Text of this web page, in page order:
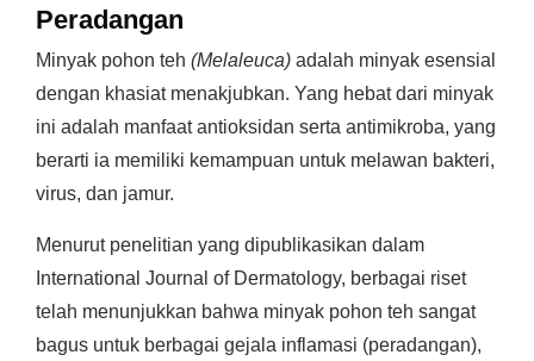
Peradangan
Minyak pohon teh (Melaleuca) adalah minyak esensial
dengan khasiat menakjubkan. Yang hebat dari minyak
ini adalah manfaat antioksidan serta antimikroba, yang
berarti ia memiliki kemampuan untuk melawan bakteri,
virus, dan jamur.
Menurut penelitian yang dipublikasikan dalam
International Journal of Dermatology, berbagai riset
telah menunjukkan bahwa minyak pohon teh sangat
bagus untuk berbagai gejala inflamasi (peradangan),